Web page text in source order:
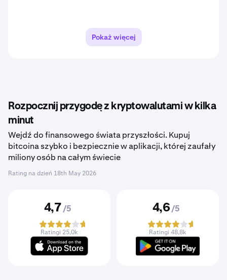
Pokaż więcej
Rozpocznij przygodę z kryptowalutami w kilka
minut
Wejdź do finansowego świata przyszłości. Kupuj
bitcoina szybko i bezpiecznie w aplikacji, której zaufały
miliony osób na całym świecie
Rating na dzień 18th May 2026
4,7 /5
Ratingi 25,0k
4,6 /5
Ratingi 48,8k